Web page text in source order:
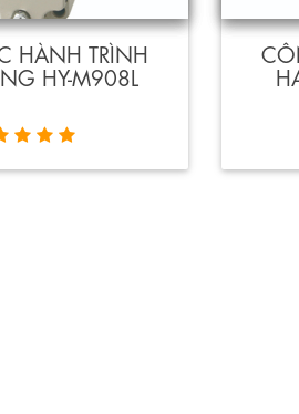
HÀNH TRÌNH
HY-M908L